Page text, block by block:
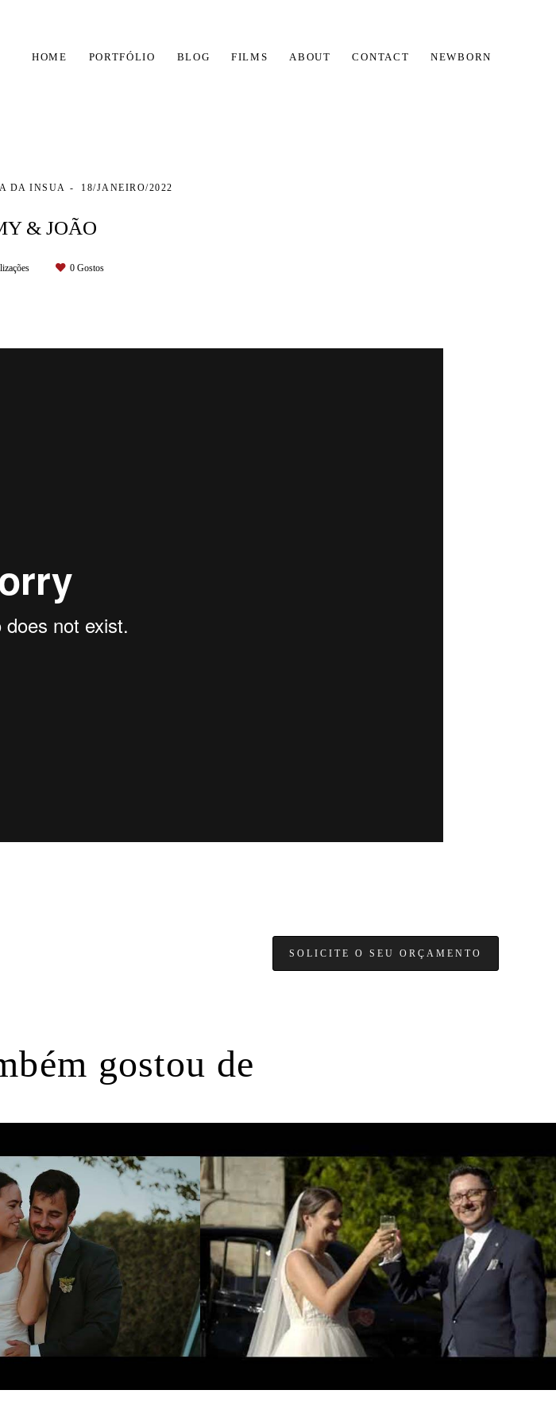
HOME PORTFÓLIO BLOG FILMS ABOUT CONTACT NEWBORN
DA INSUA 18/JANEIRO/2022
& JOÃO
0Gostos
SOLICITE O SEU ORÇAMENTO
gostou de
0